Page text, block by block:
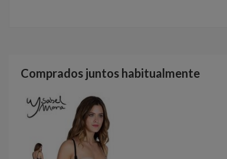
Comprados juntos habitualmente